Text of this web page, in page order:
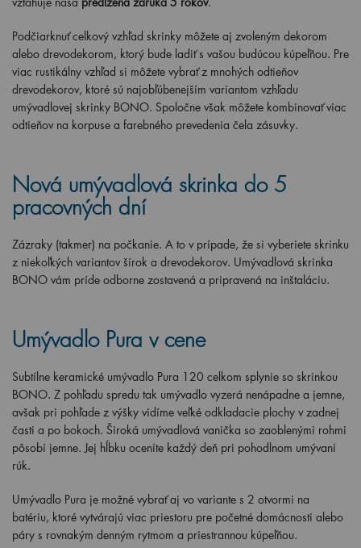
Podčiarknuť celkový vzhľad skrinky môžete aj zvoleným dekorom
alebo drevodekorom, ktorý bude ladiť s vašou budúcou kúpeľňou. Pre
viac rustikálny vzhľad si môžete vybrať z mnohých odtieňov
drevodekorov, ktoré sú najobľúbenejším variantom vzhľadu
umývadlovej skrinky BONO. Spoločne však môžete kombinovať viac
odtieňov na korpuse a farebného prevedenia čela zásuvky.
Nová umývadlová skrinka do 5
pracovných dní
Zázraky (takmer) na počkanie. A to v prípade, že si vyberiete skrinku
z niekoľkých variantov šírok a drevodekorov. Umývadlová skrinka
BONO vám príde odborne zostavená a pripravená na inštaláciu.
Umývadlo Pura v cene
Subtílne keramické umývadlo Pura 120 celkom splynie so skrinkou
BONO. Z pohľadu spredu tak umývadlo vyzerá nenápadne a jemne,
avšak pri pohľade z výšky vidíme veľké odkladacie plochy v zadnej
časti a po bokoch. Široká umývadlová vanička so zaoblenými rohmi
pôsobí jemne. Jej hĺbku oceníte každý deň pri pohodlnom umývaní
rúk.
Umývadlo Pura je možné vybrať aj vo variante s 2 otvormi na
batériu, ktoré vytvárajú viac priestoru pre početné domácnosti alebo
páry s rovnakým denným rytmom a priestrannou kúpeľňou.